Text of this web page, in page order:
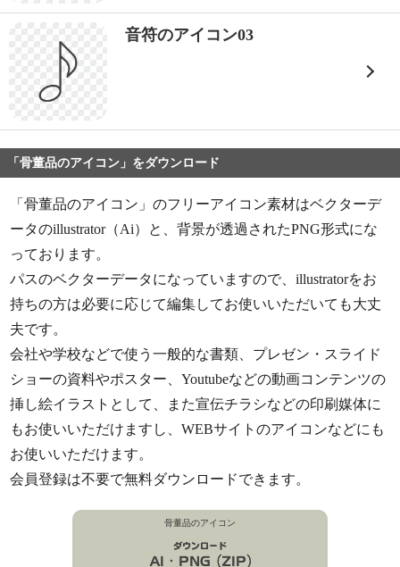
音符のアイコン03
「骨董品のアイコン」をダウンロード
「骨董品のアイコン」のフリーアイコン素材はベクターデ
ータのillustrator（Ai）と、背景が透過されたPNG形式にな
っております。
パスのベクターデータになっていますので、illustratorをお
持ちの方は必要に応じて編集してお使いいただいても大丈
夫です。
会社や学校などで使う一般的な書類、プレゼン・スライド
ショーの資料やポスター、Youtubeなどの動画コンテンツの
挿し絵イラストとして、また宣伝チラシなどの印刷媒体に
もお使いいただけますし、WEBサイトのアイコンなどにも
お使いいただけます。
会員登録は不要で無料ダウンロードできます。
骨董品のアイコン